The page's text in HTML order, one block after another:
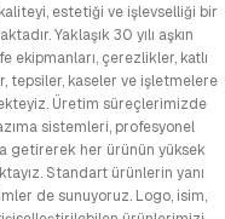
estetiği ve işlevselliği bir
Yaklaşık 30 yılı aşkın
ekipmanları, çerezlikler, katlı
tepsiler, kaseler ve işletmelere
Üretim süreçlerimizde
sistemleri, profesyonel
getirerek her ürünün yüksek
Standart ürünlerin yanı
de sunuyoruz. Logo, isim,